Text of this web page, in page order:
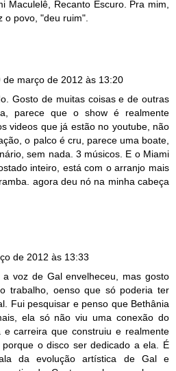
Maculelê, Recanto Escuro. Pra mim,
o povo, "deu ruim".
de março de 2012 às 13:20
Gosto de muitas coisas e de outras
parece que o show é realmente
videos que já estão no youtube, não
o palco é cru, parece uma boate,
sem nada. 3 músicos. E o Miami
inteiro, está com o arranjo mais
agora deu nó na minha cabeça
de 2012 às 13:33
voz de Gal envelheceu, mas gosto
trabalho, oenso que só poderia ter
Fui pesquisar e penso que Bethânia
ela só não viu uma conexão do
carreira que construiu e realmente
o disco ser dedicado a ela. É
da evolução artística de Gal e